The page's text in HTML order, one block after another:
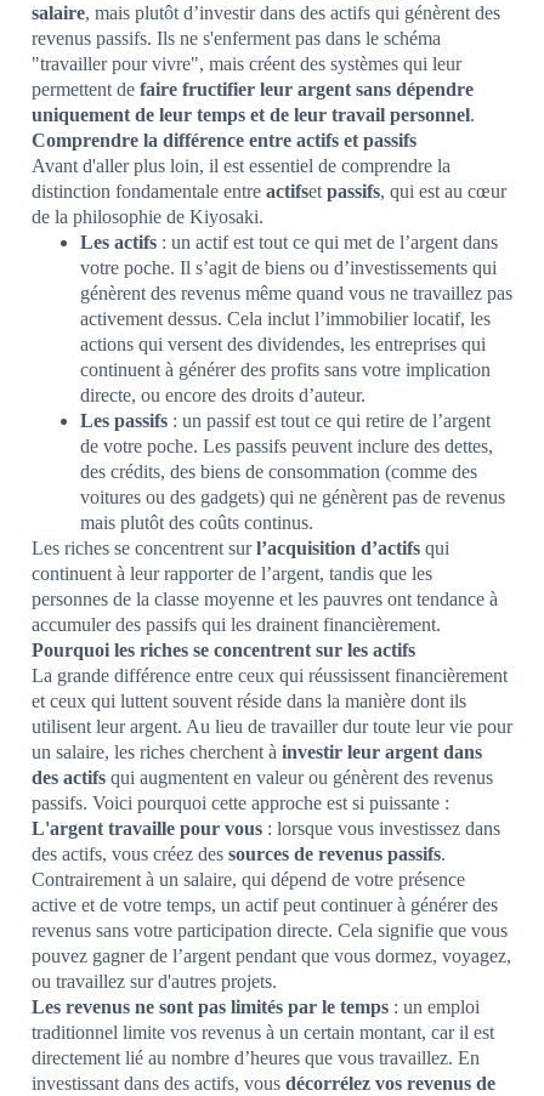
salaire, mais plutôt d’investir dans des actifs qui génèrent des
revenus passifs. Ils ne s'enferment pas dans le schéma
"travailler pour vivre", mais créent des systèmes qui leur
permettent de faire fructifier leur argent sans dépendre
uniquement de leur temps et de leur travail personnel.
Comprendre la différence entre actifs et passifs
Avant d'aller plus loin, il est essentiel de comprendre la
distinction fondamentale entre actifset passifs, qui est au cœur
de la philosophie de Kiyosaki.
Les actifs : un actif est tout ce qui met de l’argent dans
votre poche. Il s’agit de biens ou d’investissements qui
génèrent des revenus même quand vous ne travaillez pas
activement dessus. Cela inclut l’immobilier locatif, les
actions qui versent des dividendes, les entreprises qui
continuent à générer des profits sans votre implication
directe, ou encore des droits d’auteur.
Les passifs : un passif est tout ce qui retire de l’argent
de votre poche. Les passifs peuvent inclure des dettes,
des crédits, des biens de consommation (comme des
voitures ou des gadgets) qui ne génèrent pas de revenus
mais plutôt des coûts continus.
Les riches se concentrent surl’acquisition d’actifs qui
continuent à leur rapporter de l’argent, tandis que les
personnes de la classe moyenne et les pauvres ont tendance à
accumuler des passifs qui les drainent financièrement.
Pourquoi les riches se concentrent sur les actifs
La grande différence entre ceux qui réussissent financièrement
et ceux qui luttent souvent réside dans la manière dont ils
utilisent leur argent. Au lieu de travailler dur toute leur vie pour
un salaire, les riches cherchent à investir leur argent dans
des actifs qui augmentent en valeur ou génèrent des revenus
passifs. Voici pourquoi cette approche est si puissante :
L'argent travaille pour vous : lorsque vous investissez dans
des actifs, vous créez des sources de revenus passifs.
Contrairement à un salaire, qui dépend de votre présence
active et de votre temps, un actif peut continuer à générer des
revenus sans votre participation directe. Cela signifie que vous
pouvez gagner de l’argent pendant que vous dormez, voyagez,
ou travaillez sur d'autres projets.
Les revenus ne sont pas limités par le temps : un emploi
traditionnel limite vos revenus à un certain montant, car il est
directement lié au nombre d’heures que vous travaillez. En
investissant dans des actifs, vous décorrélez vos revenus de